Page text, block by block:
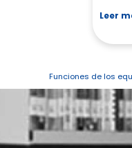
Leer
Funciones de los